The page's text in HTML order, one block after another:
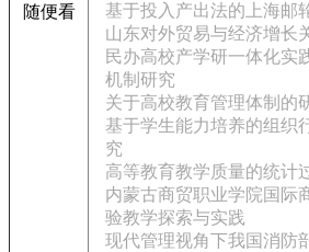
随便看
基于投入产出法的上海邮
山东对外贸易与经济增长
民办高校产学研一体化实
机制研究
关于高校教育管理体制的
基于学生能力培养的组织
究
高等教育教学质量的统计
内蒙古商贸职业学院国际
验教学探索与实践
现代管理视角下我国消防